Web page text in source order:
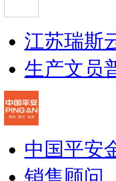
江苏瑞斯
生产文员
中国平安
销售顾问